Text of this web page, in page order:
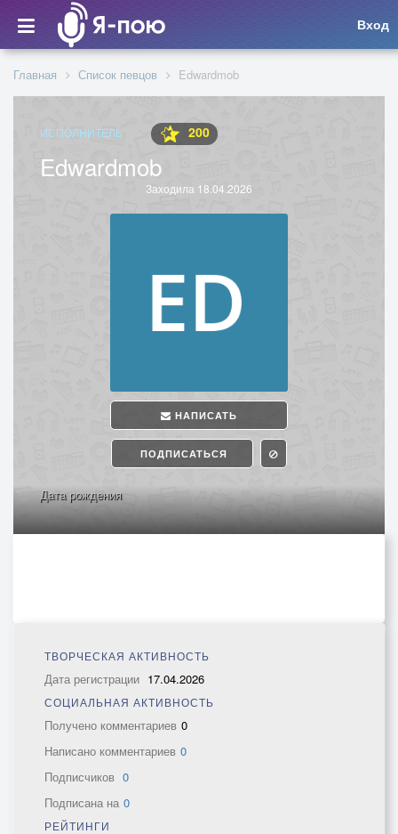
Вход
Главная Список певцов Edwardmob
ИСПОЛНИТЕЛЬ 200
Edwardmob
Заходила 18.04.2026
НАПИСАТЬ
ПОДПИСАТЬСЯ
Дата рождения
ТВОРЧЕСКАЯ АКТИВНОСТЬ
Дата регистрации 17.04.2026
СОЦИАЛЬНАЯ АКТИВНОСТЬ
Получено комментариев 0
Написано комментариев 0
Подписчиков 0
Подписана на 0
РЕЙТИНГИ